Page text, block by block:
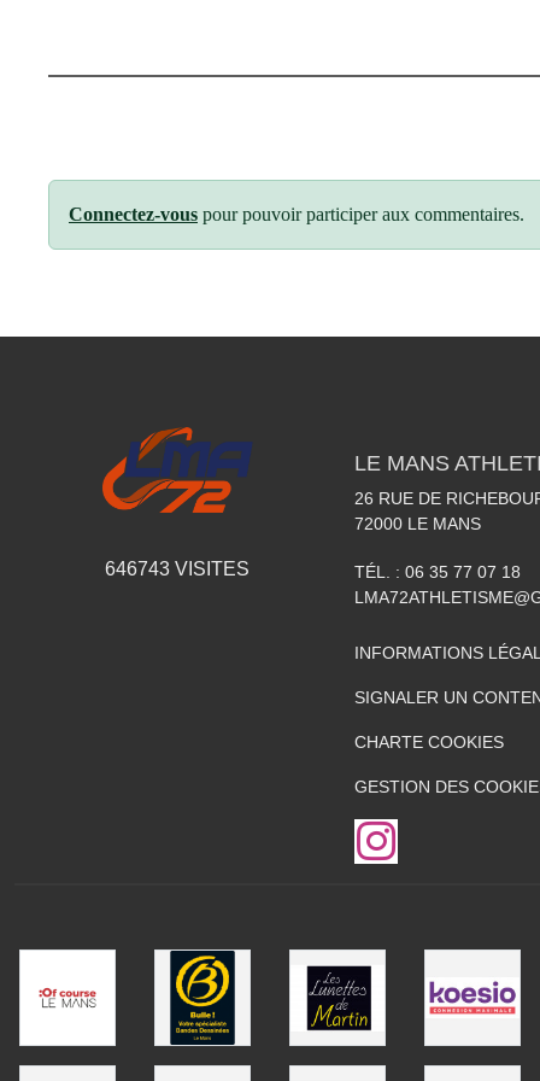
Connectez-vous pour pouvoir participer aux commentaires.
646743 VISITES
LE MANS
26 RUE DE
72000 LE MANS
TÉL. : 06 35 77 07 18
INFORMATIONS
SIGNALER UN
CHARTE COOKIES
GESTION DES